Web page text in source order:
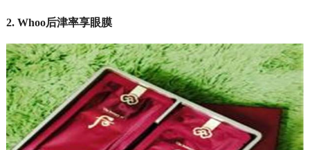
2. Whoo后津率享眼膜